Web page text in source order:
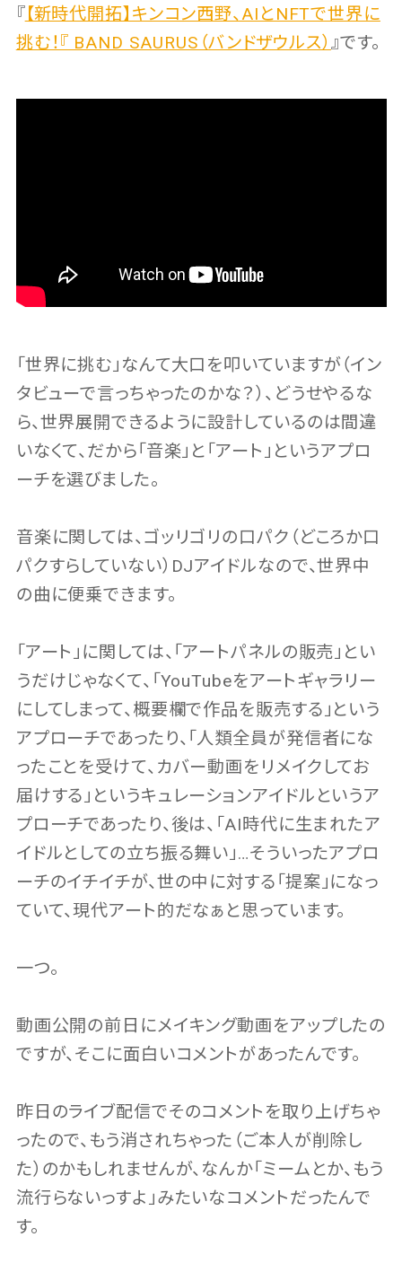
『【新時代開拓】キンコン西野、AIとNFTで世界に
挑む！『 BAND SAURUS（バンドザウルス） 』です。
「世界に挑む」なんて大口を叩いていますが（イン
タビューで言っちゃったのかな？）、どうせやるな
ら、世界展開できるように設計しているのは間違
いなくて、だから「音楽」と「アート」というアプロ
ーチを選びました。
音楽に関しては、ゴッリゴリの口パク（どころか口
パクすらしていない）DJアイドルなので、世界中
の曲に便乗できます。
「アート」に関しては、「アートパネルの販売」とい
うだけじゃなくて、「YouTubeをアートギャラリー
にしてしまって、概要欄で作品を販売する」という
アプローチであったり、「人類全員が発信者にな
ったことを受けて、カバー動画をリメイクしてお
届けする」というキュレーションアイドルというア
プローチであったり、後は、「AI時代に生まれたア
イドルとしての立ち振る舞い」…そういったアプロ
ーチのイチイチが、世の中に対する「提案」になっ
ていて、現代アート的だなぁと思っています。
一つ。
動画公開の前日にメイキング動画をアップしたの
ですが、そこに面白いコメントがあったんです。
昨日のライブ配信でそのコメントを取り上げちゃ
ったので、もう消されちゃった（ご本人が削除し
た）のかもしれませんが、なんか「ミームとか、もう
流行らないっすよ」みたいなコメントだったんで
す。